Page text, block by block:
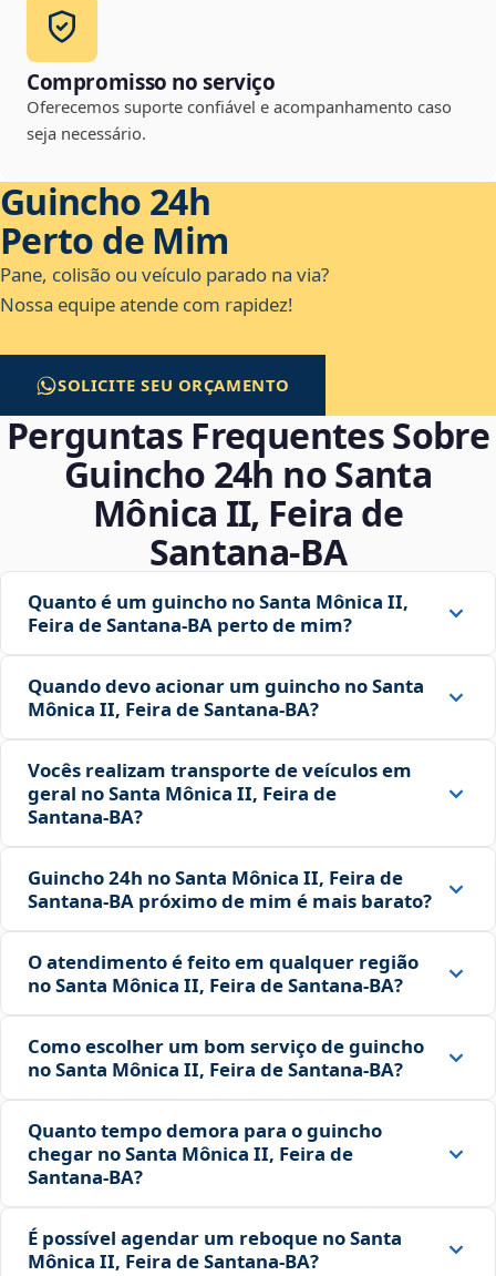
Compromisso no serviço
Oferecemos suporte confiável e acompanhamento caso
seja necessário.
Guincho 24h
Perto de Mim
Pane, colisão ou veículo parado na via?
Nossa equipe atende com rapidez!
SOLICITE SEU ORÇAMENTO
Perguntas Frequentes Sobre
Guincho 24h no Santa
Mônica II, Feira de
Santana‑BA
Quanto é um guincho no Santa Mônica II,
Feira de Santana‑BA perto de mim?
Quando devo acionar um guincho no Santa
Mônica II, Feira de Santana‑BA?
Vocês realizam transporte de veículos em
geral no Santa Mônica II, Feira de
Santana‑BA?
Guincho 24h no Santa Mônica II, Feira de
Santana‑BA próximo de mim é mais barato?
O atendimento é feito em qualquer região
no Santa Mônica II, Feira de Santana‑BA?
Como escolher um bom serviço de guincho
no Santa Mônica II, Feira de Santana‑BA?
Quanto tempo demora para o guincho
chegar no Santa Mônica II, Feira de
Santana‑BA?
É possível agendar um reboque no Santa
Mônica II, Feira de Santana‑BA?